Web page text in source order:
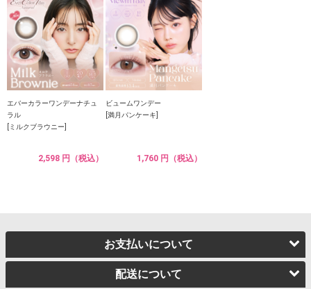
エバーカラーワンデーナチュ
ラル
[ミルクブラウニー]
2,598 円（税込）
ビュームワンデー
[満月パンケーキ]
1,760 円（税込）
お支払いについて
配送について